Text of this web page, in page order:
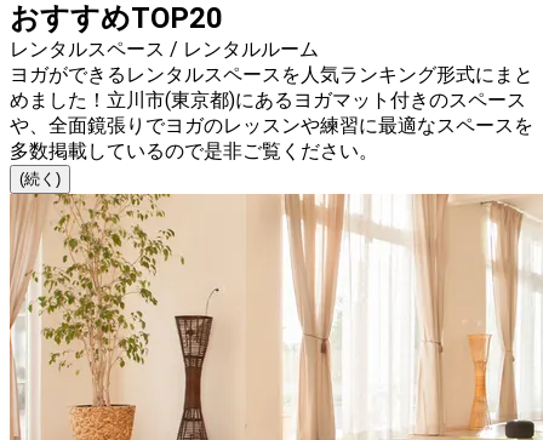
おすすめTOP20
レンタルスペース / レンタルルーム
ヨガができるレンタルスペースを人気ランキング形式にまと
めました！立川市(東京都)にあるヨガマット付きのスペース
や、全面鏡張りでヨガのレッスンや練習に最適なスペースを
多数掲載しているので是非ご覧ください。
(続く)